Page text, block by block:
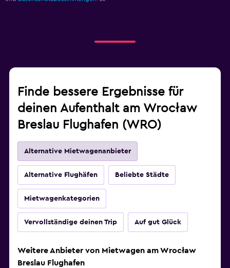
Finde bessere Ergebnisse für
deinen Aufenthalt am Wrocław
Breslau Flughafen (WRO)
Alternative Mietwagenanbieter
Alternative Flughäfen Beliebte Städte
Mietwagenkategorien
Vervollständige deinen Trip Auf gut Glück
Weitere Anbieter von Mietwagen am Wrocław
Breslau Flughafen